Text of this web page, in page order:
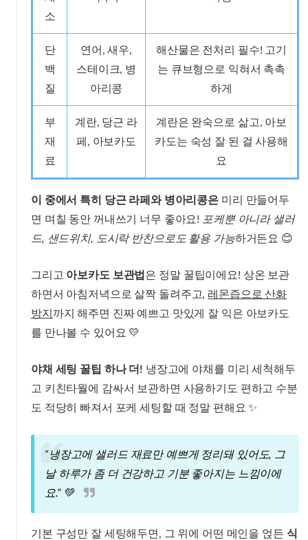
소
단
백
질
연어, 새우,
스테이크, 병
아리콩
해산물은 전처리 필수! 고기
는 큐브형으로 익혀서 촉촉
하게
부
재
료
계란, 당근 라
페, 아보카도
계란은 완숙으로 삶고, 아보
카도는 숙성 잘 된 걸 사용해
요
이 중에서 특히 당근 라페와 병아리콩은 미리 만들어두
면 며칠 동안 꺼내쓰기 너무 좋아요! 포케뿐 아니라 샐러
드, 샌드위치, 도시락 반찬으로도 활용 가능하거든요 😊
그리고 아보카도 보관법 은 정말 꿀팁이에요! 상온 보관
하면서 아침저녁으로 살짝 돌려주고, 레몬즙으로 산화
방지 까지 해주면 진짜 예쁘고 맛있게 잘 익은 아보카도
를 만나볼 수 있어요 💛
야채 세팅 꿀팁 하나 더! 냉장고에 야채를 미리 세척해두
고 키친타월에 감싸서 보관하면 사용하기도 편하고 수분
도 적당히 빠져서 포케 세팅할 때 정말 편해요 ✨
“냉장고에 샐러드 재료만 예쁘게 정리돼 있어도, 그
날 하루가 좀 더 건강하고 기분 좋아지는 느낌이에
요.” 💚
기본 구성만 잘 세팅해두면, 그 위에 어떤 메인을 얹든 식